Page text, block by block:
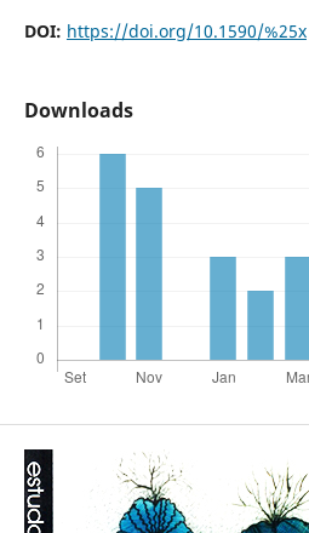
DOI: https://doi.org/10.1590/%25x
Downloads